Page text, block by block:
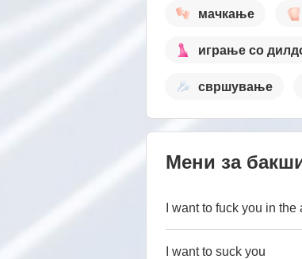
мачкање
играње со
свршување
Мени за
I want to fuck you in the
I want to suck you